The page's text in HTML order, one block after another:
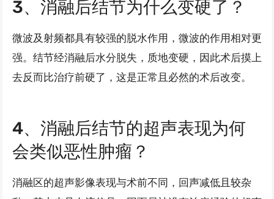
3、消融后结节为什么变硬了？
微波及射频都具有较强的脱水作用，微波的作用相对更
强。结节经消融后水分脱失，质地变硬，因此术后摸上
去反而比治疗前硬了，这是正常且必然的术后改变。
4、消融后结节的超声表现为何
会类似恶性肿瘤？
消融区的超声影像表现与术前不同，回声减低且较杂